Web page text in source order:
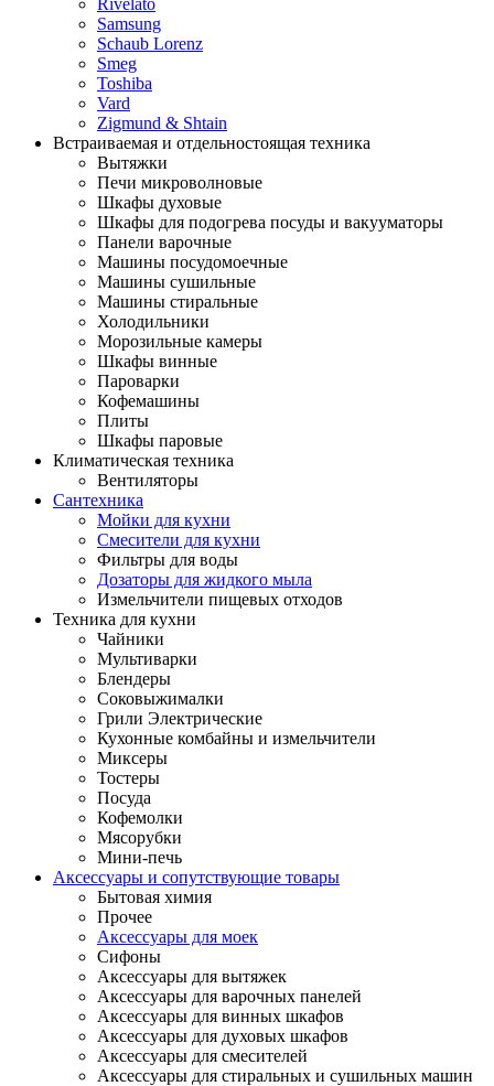
Rivelato
Samsung
Schaub Lorenz
Smeg
Toshiba
Vard
Zigmund & Shtain
Встраиваемая и отдельностоящая техника
Вытяжки
Печи микроволновые
Шкафы духовые
Шкафы для подогрева посуды и вакууматоры
Панели варочные
Машины посудомоечные
Машины сушильные
Машины стиральные
Холодильники
Морозильные камеры
Шкафы винные
Пароварки
Кофемашины
Плиты
Шкафы паровые
Климатическая техника
Вентиляторы
Сантехника
Мойки для кухни
Смесители для кухни
Фильтры для воды
Дозаторы для жидкого мыла
Измельчители пищевых отходов
Техника для кухни
Чайники
Мультиварки
Блендеры
Соковыжималки
Грили Электрические
Кухонные комбайны и измельчители
Миксеры
Тостеры
Посуда
Кофемолки
Мясорубки
Мини-печь
Аксессуары и сопутствующие товары
Бытовая химия
Прочее
Аксессуары для моек
Сифоны
Аксессуары для вытяжек
Аксессуары для варочных панелей
Аксессуары для винных шкафов
Аксессуары для духовых шкафов
Аксессуары для смесителей
Аксессуары для стиральных и сушильных машин